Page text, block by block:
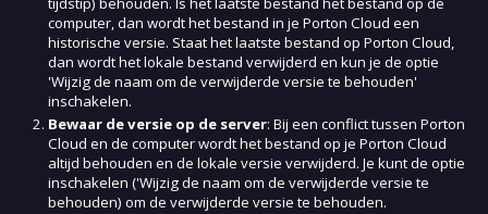
computer, dan wordt het bestand in je Porton Cloud een
historische versie. Staat het laatste bestand op Porton Cloud,
dan wordt het lokale bestand verwijderd en kun je de optie
'Wijzig de naam om de verwijderde versie te behouden'
inschakelen.
Bewaar de versie op de server: Bij een conflict tussen Porton
Cloud en de computer wordt het bestand op je Porton Cloud
altijd behouden en de lokale versie verwijderd. Je kunt de optie
inschakelen ('Wijzig de naam om de verwijderde versie te
behouden) om de verwijderde versie te behouden.